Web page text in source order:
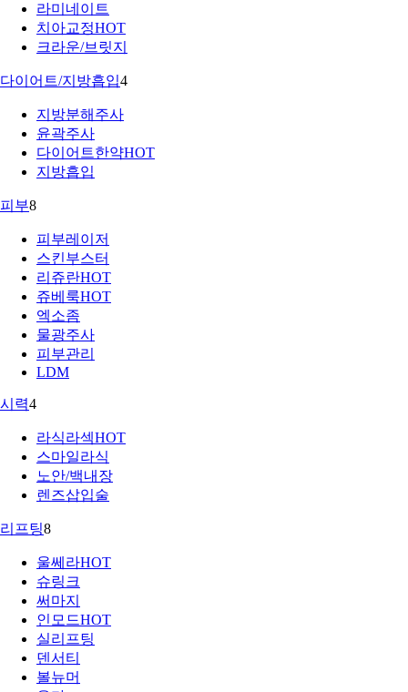
라미네이트
치아교정HOT
크라운/브릿지
다이어트/지방흡입4
지방분해주사
윤곽주사
다이어트한약HOT
지방흡입
피부8
피부레이저
스킨부스터
리쥬란HOT
쥬베룩HOT
엑소좀
물광주사
피부관리
LDM
시력4
라식라섹HOT
스마일라식
노안/백내장
렌즈삽입술
리프팅8
울쎄라HOT
슈링크
써마지
인모드HOT
실리프팅
덴서티
볼뉴머